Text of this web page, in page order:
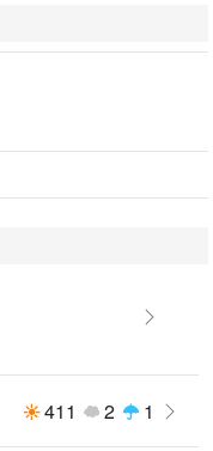
ィング）
）
付け済）、キャリーバッ
411 2 1